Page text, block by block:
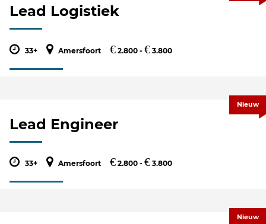
Lead Logistiek
33+ Amersfoort € 2.800 - € 3.800
Lead Engineer
33+ Amersfoort € 2.800 - € 3.800
Nieuw
Nieuw